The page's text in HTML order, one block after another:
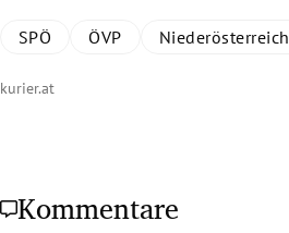
SPÖ ÖVP Niederösterreich
kurier.at
Kommentare